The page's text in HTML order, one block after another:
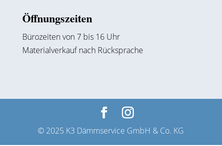
Öffnungszeiten
Bürozeiten von 7 bis 16 Uhr
Materialverkauf nach Rücksprache
© 2025 K3 Dämmservice GmbH & Co. KG